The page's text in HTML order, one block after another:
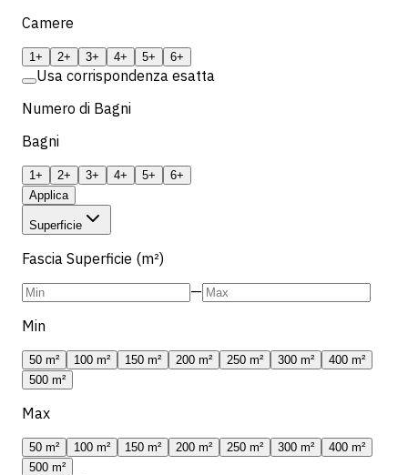
Camere
1+ 2+ 3+ 4+ 5+ 6+
Usa corrispondenza esatta
Numero di Bagni
Bagni
1+ 2+ 3+ 4+ 5+
6+
Applica
Superficie
Fascia Superficie (m²)
—
Min
50 m² 100 m² 150 m² 200 m² 250 m² 300 m²
400 m²
500 m²
Max
50 m² 100 m² 150 m² 200 m² 250 m² 300 m²
400 m²
500 m²